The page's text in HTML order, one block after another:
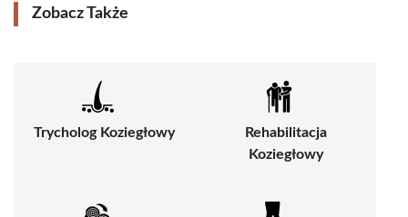
Zobacz Także
Trycholog Koziegłowy
Rehabilitacja
Koziegłowy